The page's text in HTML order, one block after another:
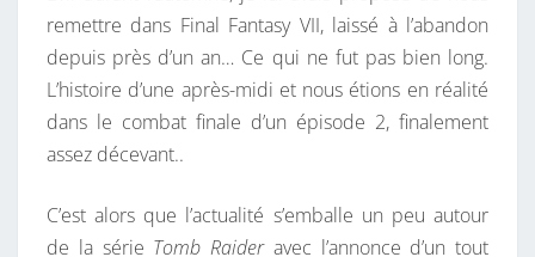
O
R
A
V
L
remettre dans Final Fantasy VII, laissé à l’abandon
depuis près d’un an… Ce qui ne fut pas bien long.
L’histoire d’une après-midi et nous étions en réalité
dans le combat finale d’un épisode 2, finalement
assez décevant..
C’est alors que l’actualité s’emballe un peu autour
de la série Tomb Raideravec l’annonce d’un tout